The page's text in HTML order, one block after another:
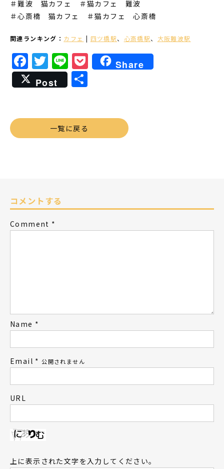
＃難波 猫カフェ
＃猫カフェ 難波
＃心斎橋 猫カフェ
＃猫カフェ 心斎橋
関連ランキング： カフェ | 四ツ橋駅、 心斎橋駅、 大阪難波駅
Facebook
Twitter
LinePocket
Share
Post
共
一覧に戻る
コメントする
Comment *
Name *
Email * 公開されません
URL
上に表示された文字を入力してください。